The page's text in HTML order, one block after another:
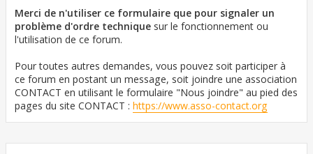
Merci de n'utiliser ce formulaire que pour signaler un
problème d'ordre technique sur le fonctionnement ou
l'utilisation de ce forum.
Pour toutes autres demandes, vous pouvez soit participer à
ce forum en postant un message, soit joindre une association
CONTACT en utilisant le formulaire "Nous joindre" au pied des
pages du site CONTACT : https://www.asso-contact.org